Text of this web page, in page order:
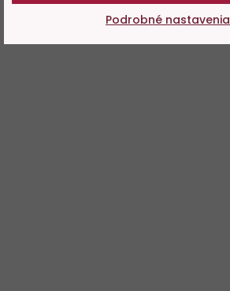
Podrobné nastavenia